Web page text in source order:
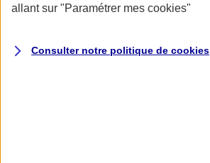
allant sur "Paramétrer mes cookies"
Consulter notre politique de cookies